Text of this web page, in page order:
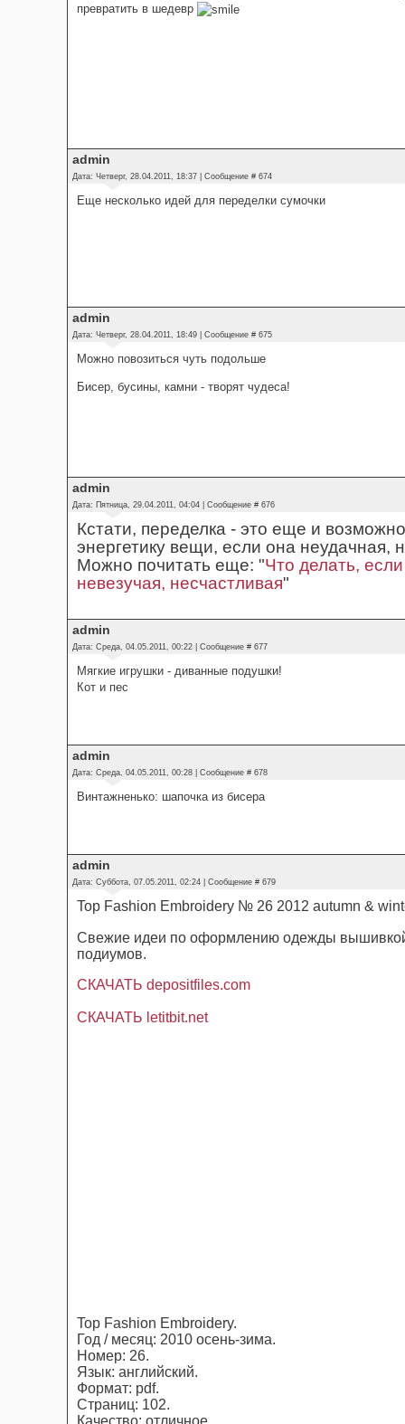
превратить в шедевр
admin
Дата: Четверг, 28.04.2011, 18:37 | Сообщение # 674
Еще несколько идей для переделки сумочки
admin
Дата: Четверг, 28.04.2011, 18:49 | Сообщение # 675
Можно повозиться чуть подольше
Бисер, бусины, камни - творят чудеса!
admin
Дата: Пятница, 29.04.2011, 04:04 | Сообщение # 676
Кстати, переделка - это еще и
энергетику вещи, если она неудачная,
Можно почитать еще: "Что делать,
невезучая, несчастливая"
admin
Дата: Среда, 04.05.2011, 00:22 | Сообщение # 677
Мягкие игрушки - диванные подушки!
Кот и пес
admin
Дата: Среда, 04.05.2011, 00:28 | Сообщение # 678
Винтажненько: шапочка из бисера
admin
Дата: Суббота, 07.05.2011, 02:24 | Сообщение # 679
Top Fashion Embroidery № 26 2012 autumn &
Свежие идеи по оформлению одежды
подиумов.
СКАЧАТЬ depositfiles.com
СКАЧАТЬ letitbit.net
Top Fashion Embroidery.
Год / месяц: 2010 осень-зима.
Номер: 26.
Язык: английский.
Формат: pdf.
Страниц: 102.
Качество: отличное.